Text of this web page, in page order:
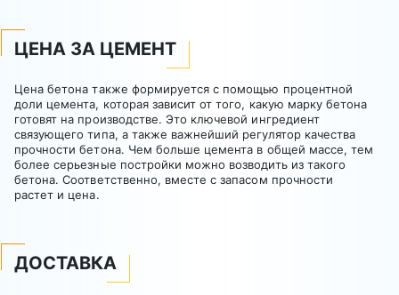
ЦЕНА ЗА ЦЕМЕНТ
Цена бетона также формируется с помощью процентной
доли цемента, которая зависит от того, какую марку бетона
готовят на производстве. Это ключевой ингредиент
связующего типа, а также важнейший регулятор качества
прочности бетона. Чем больше цемента в общей массе, тем
более серьезные постройки можно возводить из такого
бетона. Соответственно, вместе с запасом прочности
растет и цена.
ДОСТАВКА